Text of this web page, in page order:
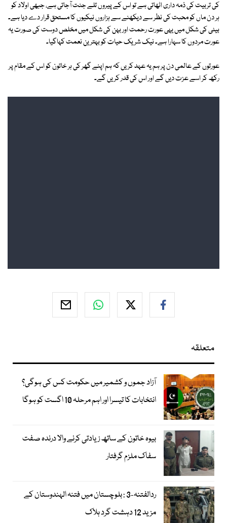
کی تربیت کی ذمہ داری اٹھاتی ہے تو اس کے پیروں تلے جنت آجاتی ہے، جبھی اولاد کو
ہر دن ماں کو محبت کی نظر سے دیکھنے سے ہزاروں نیکیوں کا مستحق قرار دے دیا ہے۔
بیٹی کی شکل میں یہی عورت رحمت اور بہن کی شکل میں مخلص دوست کی صورت یہ
عورت مردوں کا سہارا ہے۔ نیک شریک حیات کو بہترین نعمت کہاگیا۔
عورتوں کے عالمی دن پر ہم یہ عہد کریں کہ ہم اپنے گھر کی ہر خاتون کو اس کے مقام پر
رکھ کر اسے عزت دیں گے اور اس کی قدر کریں گے۔
متعلقہ
آزاد جموں و کشمیر میں حکومت کس کی ہوگی؟
انتخابات کا تیسرا اور اہم مرحلہ 10 اگست کو ہوگا
بیوہ خاتون کے ساتھ زیادتی کرنے والا درندہ صفت
سفاک ملزم گرفتار
ردالفتنہ-3 : بلوچستان میں فتنہ الہندوستان کے
مزید 12 دہشت گرد ہلاک